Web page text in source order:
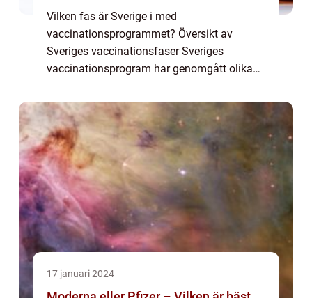
Vilken fas är Sverige i med
vaccinationsprogrammet? Översikt av
Sveriges vaccinationsfaser Sveriges
vaccinationsprogram har genomgått olika
sig Sverige i fas X, där strategin är att
prioritera vissa gruppe...
17 januari 2024